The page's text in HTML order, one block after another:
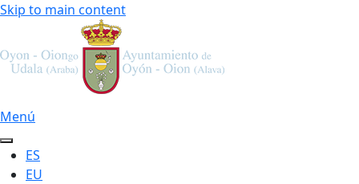
Skip to main content
Menú
ES
EU